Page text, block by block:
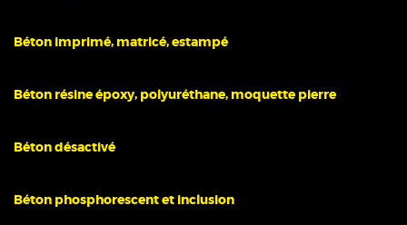
Béton imprimé, matricé, estampé
Béton résine époxy, polyuréthane, moquette pierre
Béton désactivé
Béton phosphorescent et inclusion